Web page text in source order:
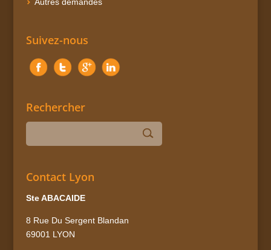
Suivez-nous
Rechercher
Contact Lyon
Ste ABACAIDE
8 Rue Du Sergent Blandan
69001 LYON